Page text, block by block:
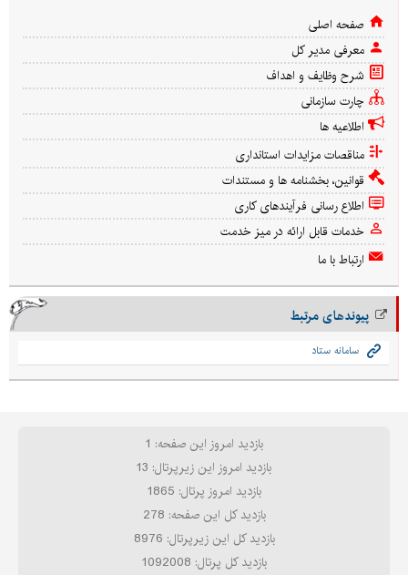
صفحه اصلی
معرفی مدیر کل
شرح وظایف و اهداف
چارت سازمانی
اطلاعیه ها
مناقصات مزایدات استانداری
قوانین، بخشنامه ها و مستندات
اطلاع رسانی فرآیندهای کاری
خدمات قابل ارائه در میز خدمت
ارتباط با ما
پیوندهای مرتبط
سامانه ستاد
بازدید امروز این صفحه: 1
بازدید امروز این زیرپرتال: 13
بازدید امروز پرتال: 1865
بازدید کل این صفحه: 278
بازدید کل این زیرپرتال: 8976
بازدید کل پرتال: 1092008